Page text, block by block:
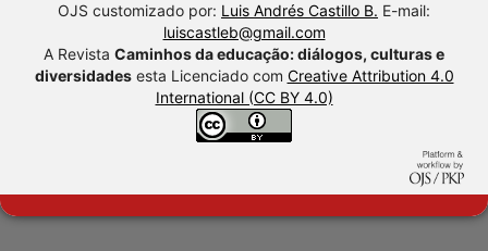
OJS customizado por: Luis Andrés Castillo B. E-mail:
luiscastleb@gmail.com
A Revista Caminhos da educação: diálogos, culturas e
diversidadesesta Licenciado com Creative Attribution 4.0
International (CC BY 4.0)